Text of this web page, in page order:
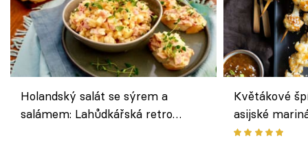
Holandský salát se sýrem a
salámem: Lahůdkářská retro
Květákové
asijské
chuťovka z